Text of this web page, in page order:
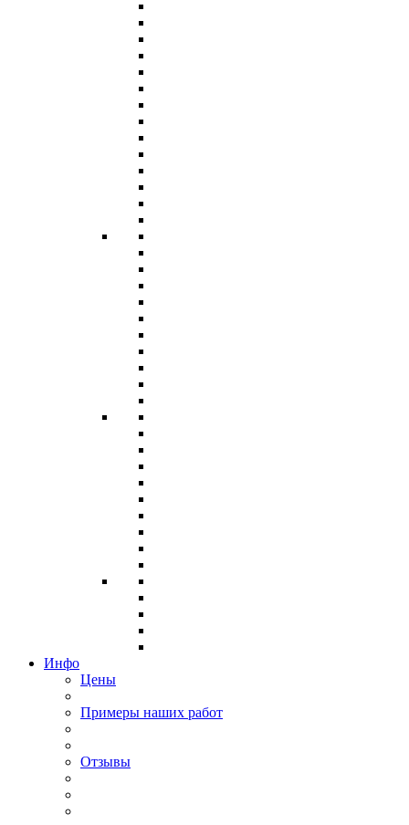
Инфо
Цены
Примеры наших работ
Отзывы